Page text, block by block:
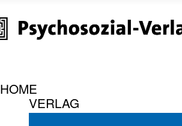
HOME
VERLAG